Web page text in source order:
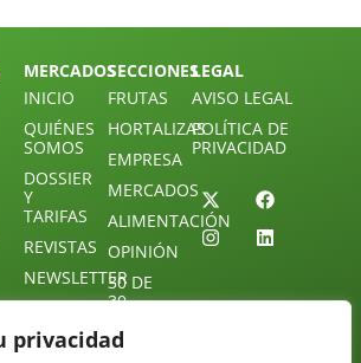
privacidad
MERCADOS
INICIO
QUIÉNES
SOMOS
DOSSIER
Y
TARIFAS
REVISTAS
NEWSLETTER
SUSCRIPCIÓN
ÚNETE A
SECCIONES
FRUTAS
HORTALIZAS
EMPRESA
MERCADOS
ALIMENTACIÓN
OPINIÓN
30 DE
30
DIRECTORIO
LEGAL
AVISO LEGAL
POLÍTICA DE
PRIVACIDAD